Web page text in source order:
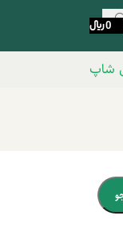
0﷼
شاپ